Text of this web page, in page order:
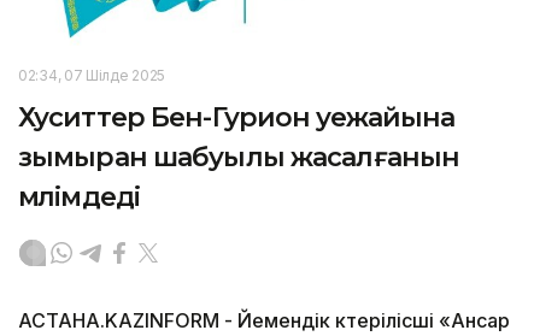
02:34, 07 Шілде 2025
Хуситтер Бен-Гурион әуежайына
зымыран шабуылы жасалғанын
мәлімдеді
АСТАНА.KAZINFORM - Йемендік көтерілісші «Ансар